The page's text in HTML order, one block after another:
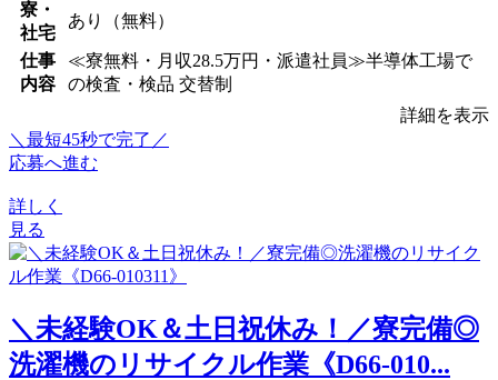
寮・
社宅
あり（無料）
仕事
内容
≪寮無料・月収28.5万円・派遣社員≫半導体工場で
の検査・検品 交替制
詳細を表示
＼最短45秒で完了／
応募へ進む
詳しく
見る
＼未経験OK＆土日祝休み！／寮完備◎
洗濯機のリサイクル作業《D66-010...